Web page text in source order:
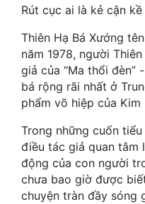
Mưu Mô
Mạt Thế
Mỹ Thực
Ngôn Tình
Ngược
Nữ Cường
Rút cục ai là kẻ cận
Thiên Hạ Bá Xướng
năm 1978, người
giả của “Ma thổi
bá rộng rãi nhất ở
phẩm võ hiệp của Kim
Trong những cuốn
điều tác giả quan tâm
động của con người
chưa bao giờ được
chuyện tràn đầy sóng